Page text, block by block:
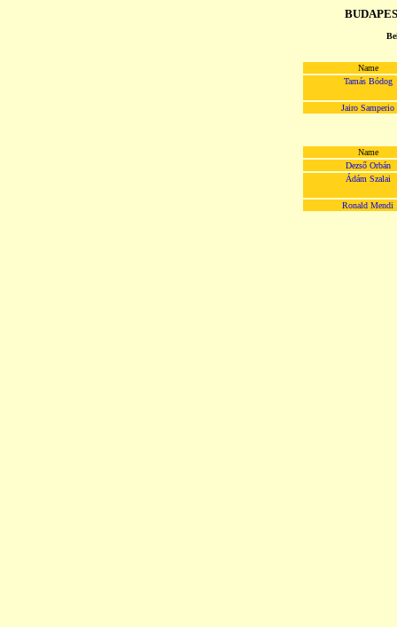
Name
Tamás Bódog
Jairo Samperio
Name
Dezső Orbán
Ádám Szalai
Ronald Mendi